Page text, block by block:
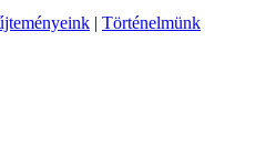
| Történelmünk